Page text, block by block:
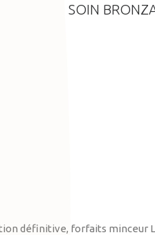
SOIN
définitive, forfaits minceur